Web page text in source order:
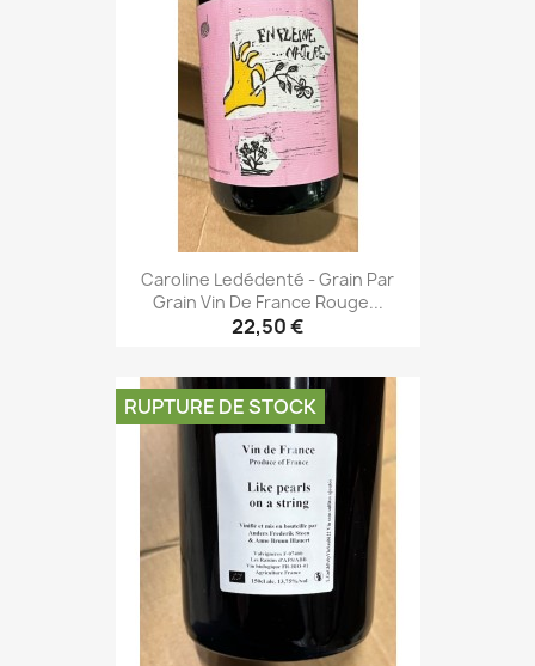
Caroline Ledédenté - Grain Par
Grain Vin De France Rouge...
22,50 €
RUPTURE DE STOCK